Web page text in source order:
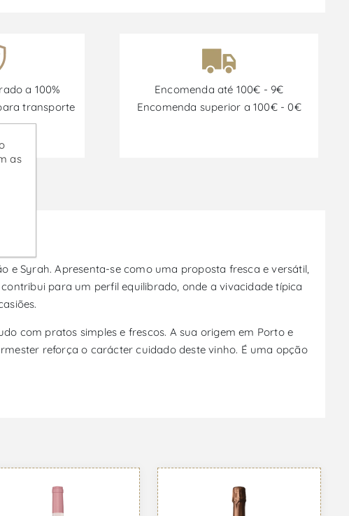
a 100%
transporte
Encomenda até 100€ - 9€
Encomenda superior a 100€ - 0€
e Syrah. Apresenta-se como uma proposta fresca e versátil,
para um perfil equilibrado, onde a vivacidade típica
com pratos simples e frescos. A sua origem em Porto e
reforça o carácter cuidado deste vinho. É uma opção
as